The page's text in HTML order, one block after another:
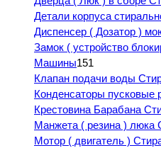
Детали корпуса
Диспенсер ( Дозатор )
Замок ( устройство
Машины151
Клапан подачи воды
Конденсаторы пусковые
Крестовина Барабана
Манжета ( резина )
Мотор ( двигатель )